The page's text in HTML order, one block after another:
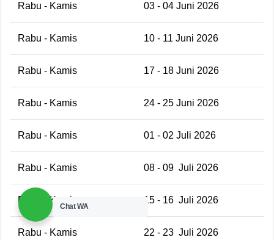
Rabu - Kamis 03 - 04 Juni 2026
Rabu - Kamis 10 - 11 Juni 2026
Rabu - Kamis 17 - 18 Juni 2026
Rabu - Kamis 24 - 25 Juni 2026
Rabu - Kamis 01 - 02 Juli 2026
Rabu - Kamis 08 - 09 Juli 2026
Rabu - Kamis 15 - 16 Juli 2026
Rabu - Kamis 22 - 23 Juli 2026
Chat WA